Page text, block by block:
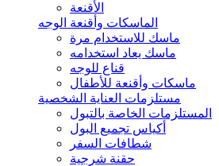
الأقنعة
الماسكات وأقنعة الوجه
ماسك للاستخدام مرة
ماسك يعاد استخدامه
قناع للوجه
ماسكات وأقنعة للأطفال
مستلزمات العناية الشخصية
المستلزمات الخاصة بالتبول
أكياس تجميع البول
شطافات السفر
حقنة شرجية